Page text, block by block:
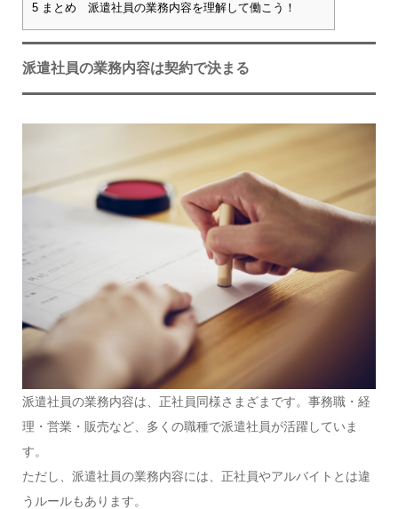
5まとめ 派遣社員の業務内容を理解して働こう！
派遣社員の業務内容は契約で決まる
派遣社員の業務内容は、正社員同様さまざまです。事務職・経
理・営業・販売など、多くの職種で派遣社員が活躍していま
す。
ただし、派遣社員の業務内容には、正社員やアルバイトとは違
うルールもあります。